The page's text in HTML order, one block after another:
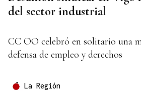
del sector industrial
CC OO celebró en solitario una
defensa de empleo y derechos
La Región